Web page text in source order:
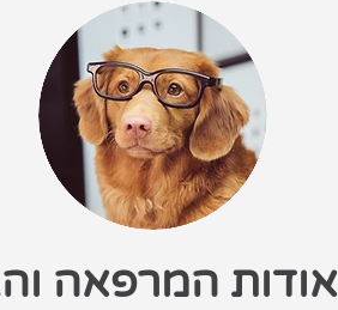
אודות המרפאה